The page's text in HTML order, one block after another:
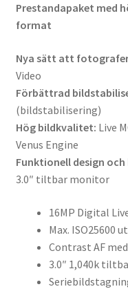
Prestandapaket med
format
Nya sätt att
Video
Förbättrad
(bildstabilisering)
Hög bildkvalitet: Live
Venus Engine
Funktionell design
3.0″ tiltbar monitor
16MP Digital
Max. ISO25600
Contrast AF
3.0″ 1,040k